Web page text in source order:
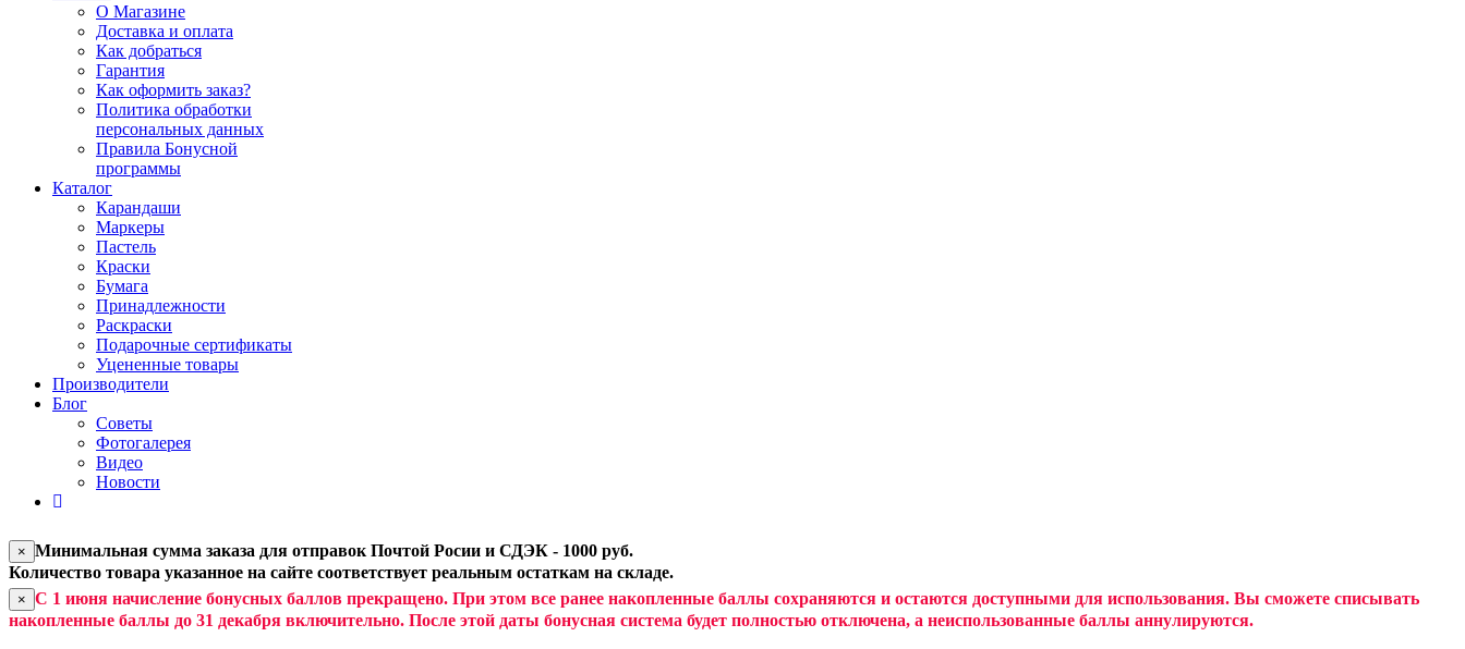
О Магазине
Доставка и оплата
Как добраться
Гарантия
Как оформить заказ?
Политика обработки
персональных данных
Правила Бонусной
программы
Каталог
Карандаши
Маркеры
Пастель
Краски
Бумага
Принадлежности
Раскраски
Подарочные сертификаты
Уцененные товары
Производители
Блог
Советы
Фотогалерея
Видео
Новости
× Минимальная сумма заказа для отправок Почтой Росии и СДЭК - 1000 руб.
Количество товара указанное на сайте соответствует реальным остаткам на складе.
× С 1 июня начисление бонусных баллов прекращено. При этом все ранее накопленные баллы сохраняются и остаются доступными для использования. Вы сможете списывать
накопленные баллы до 31 декабря включительно. После этой даты бонусная система будет полностью отключена, а неиспользованные баллы аннулируются.